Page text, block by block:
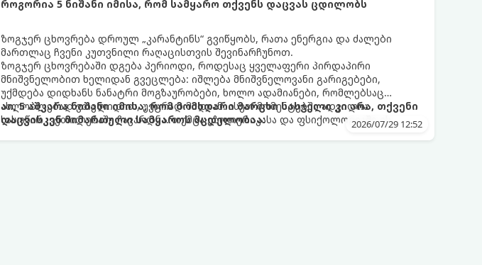
როგორია 5 ნიშანი იმისა, რომ სამყარო თქვენს დაცვას ცდილობს
ზოგჯერ ცხოვრება დროულ „კარანტინს“ გვიწყობს, რათა ენერგია და ძალები
მართლაც ჩვენი კუთვნილი რაღაცისთვის შევინარჩუნოთ.
ზოგჯერ ცხოვრებაში დგება პერიოდი, როდესაც ყველაფერი პირდაპირი
მნიშვნელობით ხელიდან გვეცლება: იშლება მნიშვნელოვანი გარიგებები,
უქმდება დიდხანს ნანატრი მოგზაურობები, ხოლო ადამიანები, რომლებსაც
ახლობლებად ვთვლიდით, უეცრად მიდიან. ასეთ მომენტებში ადვილია
სასოწარკვეთილებაში ჩავარდნა. თუმცა ეზოთერიკასა და ფსიქოლოგიაში ეს
აი, 5 აშკარა ნიშანი იმისა, რომ მომხდარი მარცხი სასჯელი კი არა, თქვენი
დაცვისკენ მიმართული სამყაროს მცდელობაა:
2026/07/29 12:52